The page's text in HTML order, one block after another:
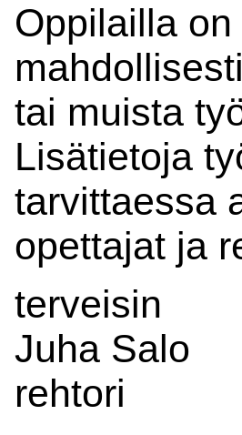
Oppilailla
tai muista
Lisätietoja
tarvittaessa
opettajat ja
terveisin
Juha Salo
rehtori